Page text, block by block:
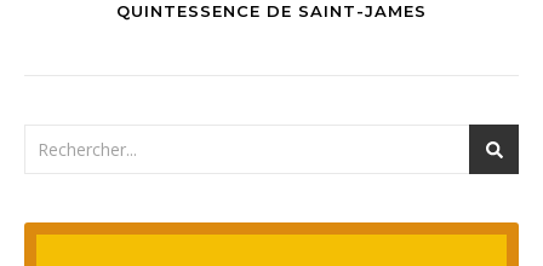
QUINTESSENCE DE SAINT-JAMES